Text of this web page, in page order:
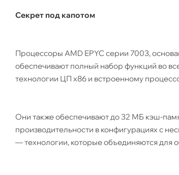
Секрет под капотом
Процессоры AMD EPYC серии 7003,
обеспечивают полный набор функций во
технологии ЦП x86 и встроенному
Они также обеспечивают до 32 МБ кэш-
производительности в конфигурациях с
— технологии, которые объединяются для